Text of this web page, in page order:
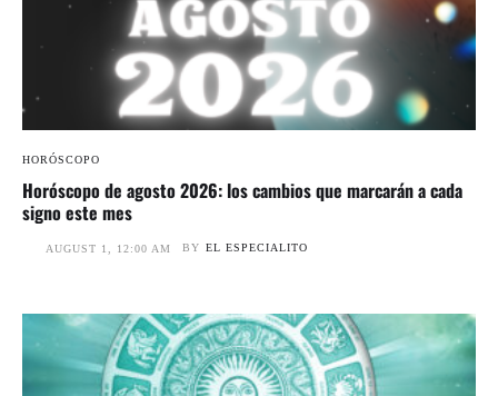
HORÓSCOPO
Horóscopo de agosto 2026: los cambios que marcarán a cada
signo este mes
AUGUST 1, 12:00 AM BY EL ESPECIALITO